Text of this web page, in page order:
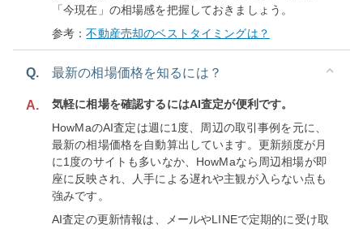
「今現在」の相場感を把握しておきましょう。
参考：不動産売却のベストタイミングは？
Q. 最新の相場価格を知るには？
A.
気軽に相場を確認するにはAI査定が便利です。
HowMaのAI査定は週に1度、周辺の取引事例を元に、
最新の相場価格を自動算出しています。更新頻度が月
に1度のサイトも多いなか、HowMaなら周辺相場が即
座に反映され、人手による遅れや主観が入らない点も
強みです。
AI査定の更新情報は、メールやLINEで定期的に受け取